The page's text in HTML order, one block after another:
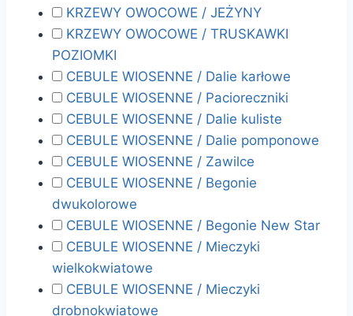
KRZEWY OWOCOWE / JEŻYNY
KRZEWY OWOCOWE / TRUSKAWKI
POZIOMKI
CEBULE WIOSENNE / Dalie karłowe
CEBULE WIOSENNE / Pacioreczniki
CEBULE WIOSENNE / Dalie kuliste
CEBULE WIOSENNE / Dalie pomponowe
CEBULE WIOSENNE / Zawilce
CEBULE WIOSENNE / Begonie
dwukolorowe
CEBULE WIOSENNE / Begonie New Star
CEBULE WIOSENNE / Mieczyki
wielkokwiatowe
CEBULE WIOSENNE / Mieczyki
drobnokwiatowe